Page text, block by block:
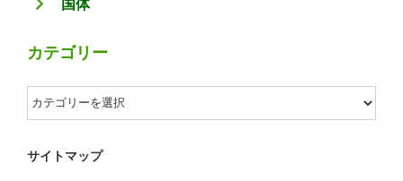
国体
カテゴリー
カ
テ
ゴ
サイトマップ